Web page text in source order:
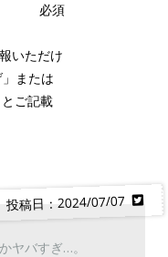
必須
いただけ
または
とご記載
投稿日：2024/07/07
ヤバすぎ…。